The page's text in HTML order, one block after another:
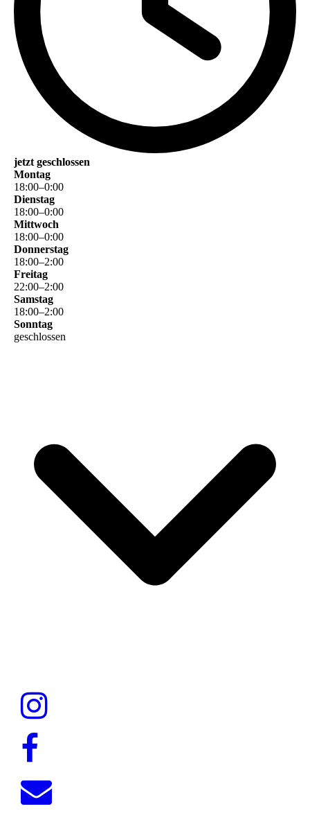
jetzt geschlossen
Montag
18:00–0:00
Dienstag
18:00–0:00
Mittwoch
18:00–0:00
Donnerstag
18:00–2:00
Freitag
22:00–2:00
Samstag
18:00–2:00
Sonntag
geschlossen